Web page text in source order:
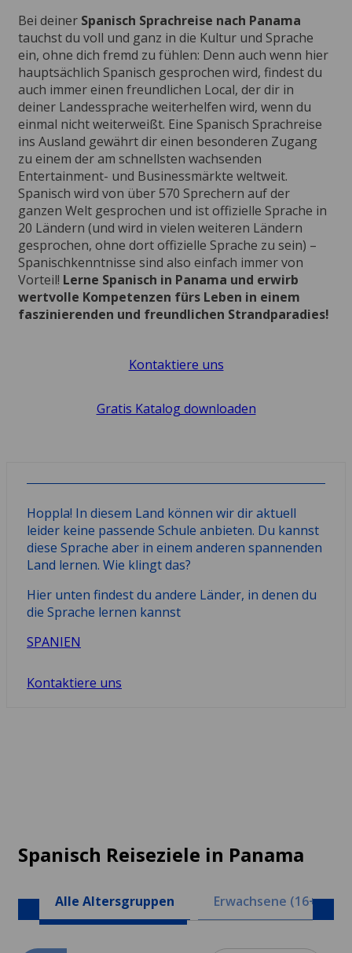
Bei deiner Spanisch Sprachreise nach Panama
tauchst du voll und ganz in die Kultur und Sprache
ein, ohne dich fremd zu fühlen: Denn auch wenn hier
hauptsächlich Spanisch gesprochen wird, findest du
auch immer einen freundlichen Local, der dir in
deiner Landessprache weiterhelfen wird, wenn du
einmal nicht weiterweißt. Eine Spanisch Sprachreise
ins Ausland gewährt dir einen besonderen Zugang
zu einem der am schnellsten wachsenden
Entertainment- und Businessmärkte weltweit.
Spanisch wird von über 570 Sprechern auf der
ganzen Welt gesprochen und ist offizielle Sprache in
20 Ländern (und wird in vielen weiteren Ländern
gesprochen, ohne dort offizielle Sprache zu sein) –
Spanischkenntnisse sind also einfach immer von
Vorteil! Lerne Spanisch in Panama und erwirb
wertvolle Kompetenzen fürs Leben in einem
faszinierenden und freundlichen Strandparadies!
Kontaktiere uns
Gratis Katalog downloaden
Hoppla! In diesem Land können wir dir aktuell
leider keine passende Schule anbieten. Du kannst
diese Sprache aber in einem anderen spannenden
Land lernen. Wie klingt das?
Hier unten findest du andere Länder, in denen du
die Sprache lernen kannst
SPANIEN
Kontaktiere uns
Spanisch Reiseziele in Panama
Alle Altersgruppen Erwachsene (16+)